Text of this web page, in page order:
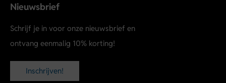
Nieuwsbrief
Schrijf je in voor onze nieuwsbrief en
ontvang eenmalig 10% korting!
Inschrijven!